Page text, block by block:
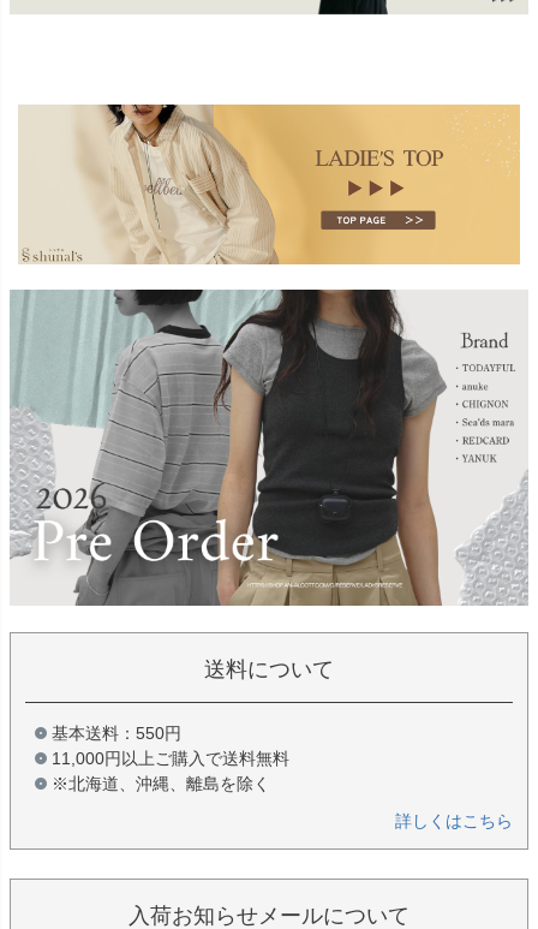
送料について
基本送料：550円
11,000円以上ご購入で送料無料
※北海道、沖縄、離島を除く
詳しくはこちら
入荷お知らせメールについて